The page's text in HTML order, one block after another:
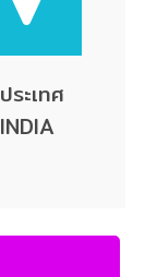
ประเทศ
INDIA